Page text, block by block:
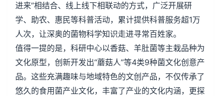
进来”相结合、线上线下相联动的方式，广泛开展研
学、助农、惠民等科普活动，累计提供科普服务超1万
人次，让深奥的菌物科学知识走进寻常百姓家。
值得一提的是，科研中心以香菇、羊肚菌等主栽品种为
文化原型，创新开发出“蘑菇人”等4类9种菌文化创意产
品。这些充满趣味与地域特色的文创产品，不仅传承了
悠久的食用菌产业文化，丰富了产业的文化内涵，更探